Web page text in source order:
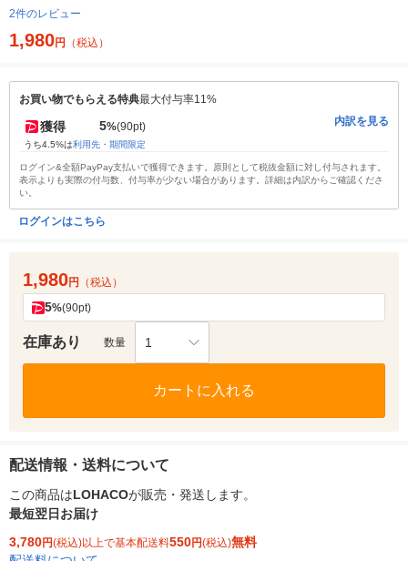
2件のレビュー
1,980円 （税込）
お買い物でもらえる特典最大付与率11%
獲得 5%(90pt)
うち4.5%は利用先・期間限定
内訳を見る
ログイン&全額PayPay支払いで獲得できます。原則として税抜金額に対し付与されます。
表示よりも実際の付与数、付与率が少ない場合があります。詳細は内訳からご確認くださ
い。
ログインはこちら
1,980円 （税込）
5%(90pt)
在庫あり 数量 1
カートに入れる
配送情報・送料について
この商品はLOHACOが販売・発送します。
最短翌日お届け
3,780円(税込)以上で基本配送料550円(税込)無料